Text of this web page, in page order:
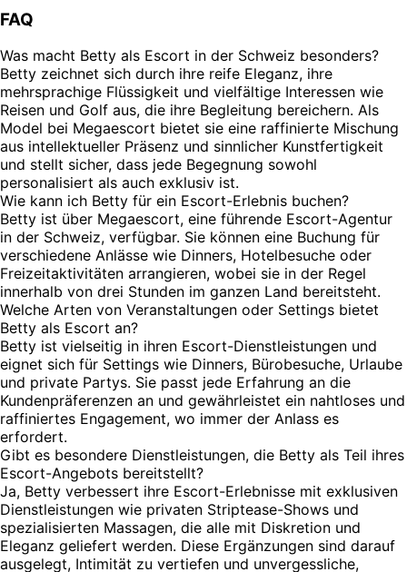
FAQ
Was macht Betty als Escort in der Schweiz besonders?
Betty zeichnet sich durch ihre reife Eleganz, ihre
mehrsprachige Flüssigkeit und vielfältige Interessen wie
Reisen und Golf aus, die ihre Begleitung bereichern. Als
Model bei Megaescort bietet sie eine raffinierte Mischung
aus intellektueller Präsenz und sinnlicher Kunstfertigkeit
und stellt sicher, dass jede Begegnung sowohl
personalisiert als auch exklusiv ist.
Wie kann ich Betty für ein Escort-Erlebnis buchen?
Betty ist über Megaescort, eine führende Escort-Agentur
in der Schweiz, verfügbar. Sie können eine Buchung für
verschiedene Anlässe wie Dinners, Hotelbesuche oder
Freizeitaktivitäten arrangieren, wobei sie in der Regel
innerhalb von drei Stunden im ganzen Land bereitsteht.
Welche Arten von Veranstaltungen oder Settings bietet
Betty als Escort an?
Betty ist vielseitig in ihren Escort-Dienstleistungen und
eignet sich für Settings wie Dinners, Bürobesuche, Urlaube
und private Partys. Sie passt jede Erfahrung an die
Kundenpräferenzen an und gewährleistet ein nahtloses und
raffiniertes Engagement, wo immer der Anlass es
erfordert.
Gibt es besondere Dienstleistungen, die Betty als Teil ihres
Escort-Angebots bereitstellt?
Ja, Betty verbessert ihre Escort-Erlebnisse mit exklusiven
Dienstleistungen wie privaten Striptease-Shows und
spezialisierten Massagen, die alle mit Diskretion und
Eleganz geliefert werden. Diese Ergänzungen sind darauf
ausgelegt, Intimität zu vertiefen und unvergessliche,